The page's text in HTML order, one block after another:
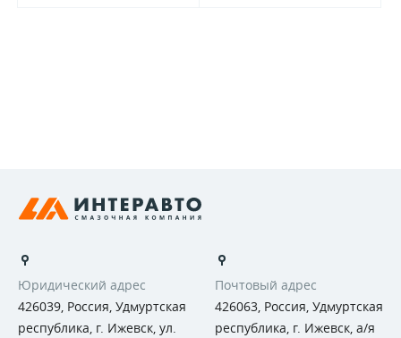
Юридический адрес
426039, Россия, Удмуртская
республика, г. Ижевск, ул.
Почтовый адрес
426063, Россия, Удмуртская
республика, г. Ижевск, а/я